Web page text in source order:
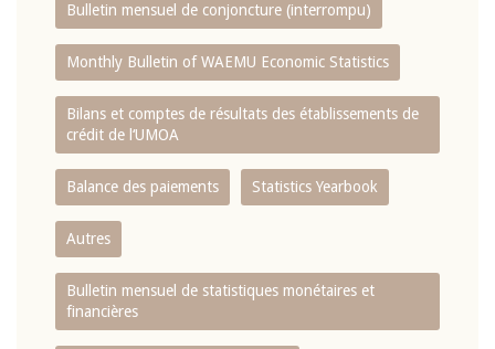
Bulletin mensuel de conjoncture (interrompu)
Monthly Bulletin of WAEMU Economic Statistics
Bilans et comptes de résultats des établissements de
crédit de l‘UMOA
Balance des paiements Statistics Yearbook
Autres
Bulletin mensuel de statistiques monétaires et
financières